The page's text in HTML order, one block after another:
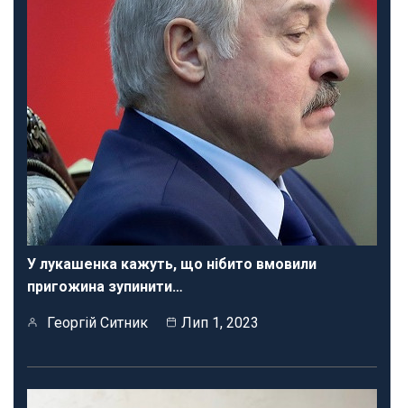
У лукашенка кажуть, що нібито вмовили
пригожина зупинити…
Георгій Ситник Лип 1, 2023